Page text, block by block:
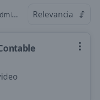
Relevancia